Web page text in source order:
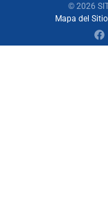
© 2026
Mapa del Sitio